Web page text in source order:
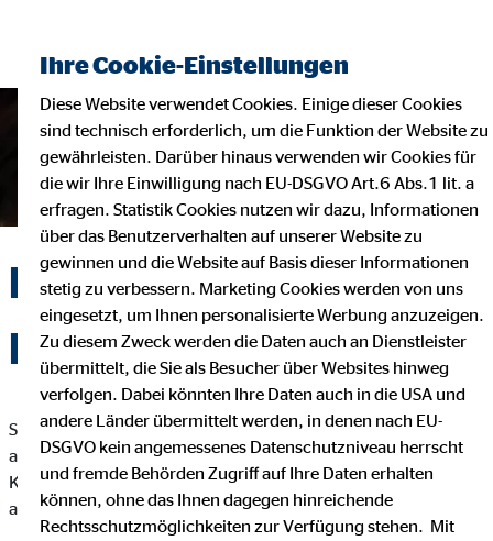
Kontaktformular OVB
Holding AG
Sie haben Fragen, Anregungen oder Verbesserungsvorschläge
an uns? Immer her damit! Füllen Sie einfach unser
Kontaktformular aus und wir kommen so schnell wie möglich
auf Sie zu.
Ihre Cookie-Einstellungen
Diese Website verwendet Cookies. Einige dieser Cookies
sind technisch erforderlich, um die Funktion der Website zu
gewährleisten. Darüber hinaus verwenden wir Cookies für
die wir Ihre Einwilligung nach EU-DSGVO Art.6 Abs.1 lit. a
erfragen. Statistik Cookies nutzen wir dazu, Informationen
über das Benutzerverhalten auf unserer Website zu
gewinnen und die Website auf Basis dieser Informationen
stetig zu verbessern. Marketing Cookies werden von uns
eingesetzt, um Ihnen personalisierte Werbung anzuzeigen.
Zu diesem Zweck werden die Daten auch an Dienstleister
übermittelt, die Sie als Besucher über Websites hinweg
verfolgen. Dabei könnten Ihre Daten auch in die USA und
andere Länder übermittelt werden, in denen nach EU-
DSGVO kein angemessenes Datenschutzniveau herrscht
und fremde Behörden Zugriff auf Ihre Daten erhalten
können, ohne das Ihnen dagegen hinreichende
Rechtsschutzmöglichkeiten zur Verfügung stehen. Mit